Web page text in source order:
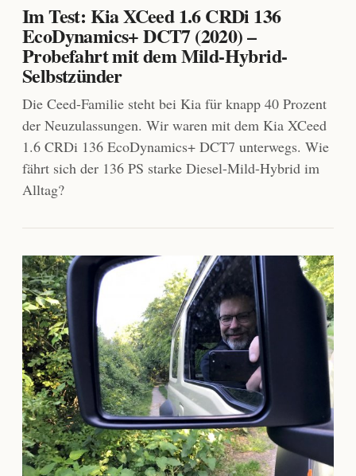
Im Test: Kia XCeed 1.6 CRDi 136
EcoDynamics+ DCT7 (2020) –
Probefahrt mit dem Mild-Hybrid-
Selbstzünder
Die Ceed-Familie steht bei Kia für knapp 40 Prozent
der Neuzulassungen. Wir waren mit dem Kia XCeed
1.6 CRDi 136 EcoDynamics+ DCT7 unterwegs. Wie
fährt sich der 136 PS starke Diesel-Mild-Hybrid im
Alltag?